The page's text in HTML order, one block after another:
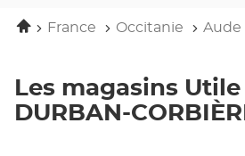
DU
POINT
DURBAN-
CORBIÈRES
AccueilFrance Occitanie Aude
Les magasins
DURBAN-